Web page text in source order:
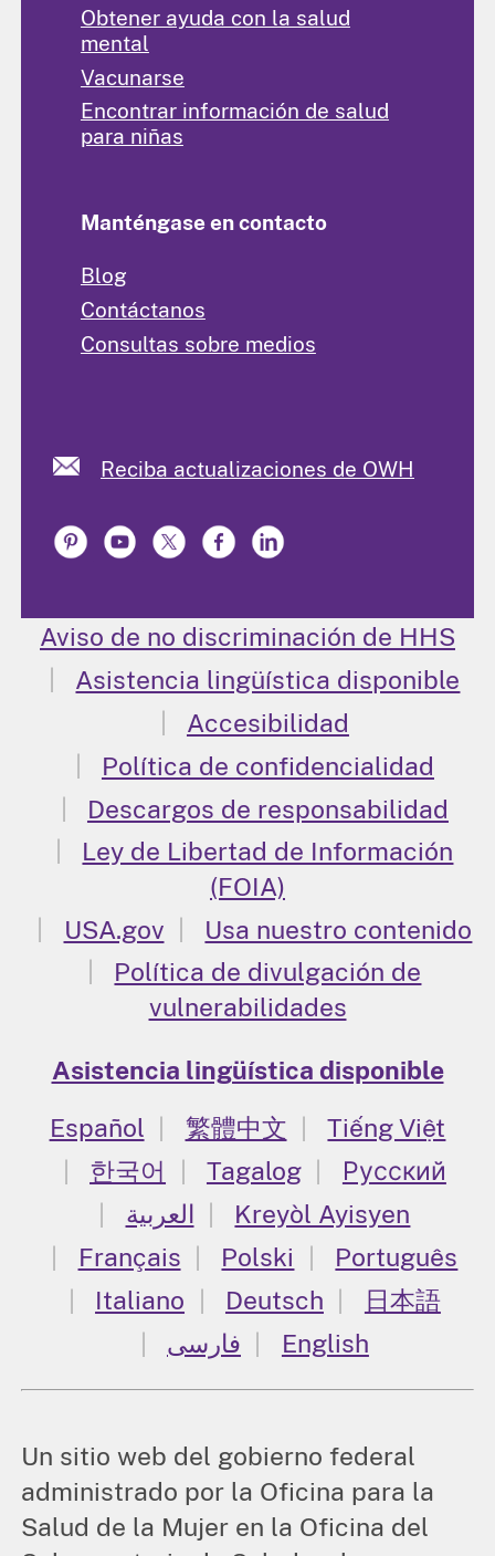
Obtener ayuda con la salud
mental
Vacunarse
Encontrar información de salud
para niñas
Manténgase en contacto
Blog
Contáctanos
Consultas sobre medios
Reciba actualizaciones de OWH
Aviso de no discriminación de HHS
Asistencia lingüística disponible
Accesibilidad
Política de confidencialidad
Descargos de responsabilidad
Ley de Libertad de Información
(FOIA)
USA.gov
Usa nuestro contenido
Política de divulgación de
vulnerabilidades
Asistencia lingüística disponible
Español
繁體中文
Tiếng Việt
한국어
Tagalog
Русский
العربية
Kreyòl Ayisyen
Français
Polski
Português
Italiano
Deutsch
日本語
فارسی
English
Un sitio web del gobierno federal
administrado por la Oficina para la
Salud de la Mujer en la Oficina del